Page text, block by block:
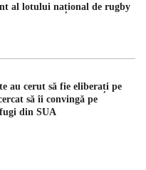
al lotului național de rugby
au cerut să fie eliberați pe
să îi convingă pe
din SUA